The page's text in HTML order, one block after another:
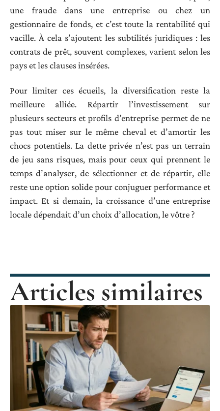
une fraude dans une entreprise ou chez un
gestionnaire de fonds, et c’est toute la rentabilité qui
vacille. À cela s’ajoutent les subtilités juridiques : les
contrats de prêt, souvent complexes, varient selon les
pays et les clauses insérées.
Pour limiter ces écueils, la diversification reste la
meilleure alliée. Répartir l’investissement sur
plusieurs secteurs et profils d’entreprise permet de ne
pas tout miser sur le même cheval et d’amortir les
chocs potentiels. La dette privée n’est pas un terrain
de jeu sans risques, mais pour ceux qui prennent le
temps d’analyser, de sélectionner et de répartir, elle
reste une option solide pour conjuguer performance et
impact. Et si demain, la croissance d’une entreprise
locale dépendait d’un choix d’allocation, le vôtre ?
Articles similaires